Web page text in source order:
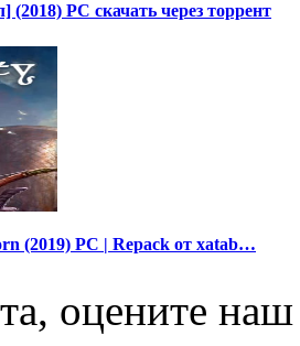
PC скачать через торрент
(2019) PC | Repack от xatab…
оцените наш